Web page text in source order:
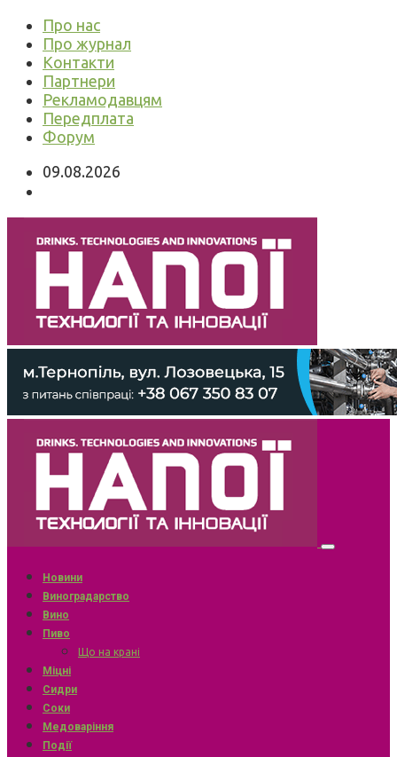
Про нас
Про журнал
Контакти
Партнери
Рекламодавцям
Передплата
Форум
09.08.2026
Новини
Виноградарство
Вино
Пиво
Що на крані
Міцні
Сидри
Соки
Медоваріння
Події